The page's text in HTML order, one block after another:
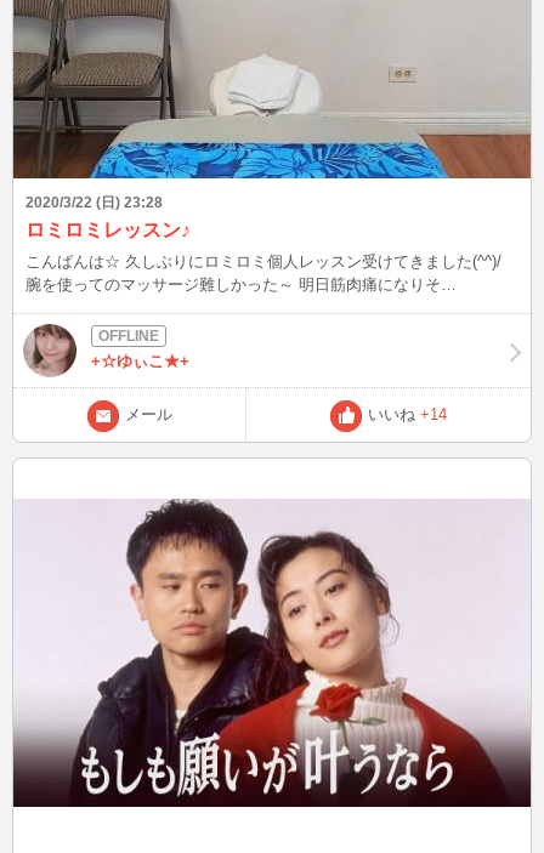
2020/3/22 (日) 23:28
ロミロミレッスン♪
こんばんは☆ 久しぶりにロミロミ個人レッスン受けてきました(^^)/
腕を使ってのマッサージ難しかった～ 明日筋肉痛になりそ
+☆ゆぃこ★+
メール いいね +14